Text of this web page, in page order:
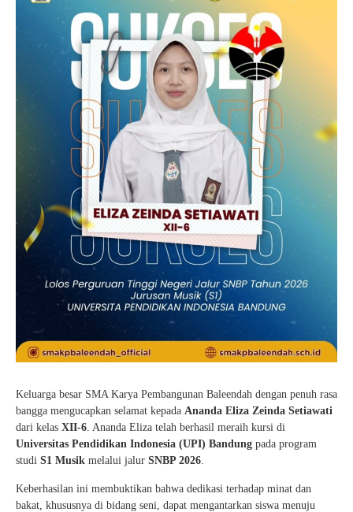
Keluarga besar SMA Karya Pembangunan Baleendah dengan penuh rasa
bangga mengucapkan selamat kepada Ananda Eliza Zeinda Setiawati
dari kelas XII-6. Ananda Eliza telah berhasil meraih kursi di
Universitas Pendidikan Indonesia (UPI) Bandung pada program
studi S1 Musik melalui jalur SNBP 2026.
Keberhasilan ini membuktikan bahwa dedikasi terhadap minat dan
bakat, khususnya di bidang seni, dapat mengantarkan siswa menuju